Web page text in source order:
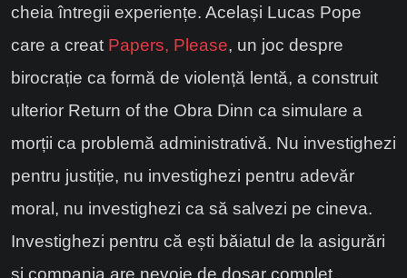
cheia întregii experiențe. Același Lucas Pope
care a creat Papers, Please, un joc despre
birocrație ca formă de violență lentă, a construit
ulterior Return of the Obra Dinn ca simulare a
morții ca problemă administrativă. Nu investighezi
pentru justiție, nu investighezi pentru adevăr
moral, nu investighezi ca să salvezi pe cineva.
Investighezi pentru că ești băiatul de la asigurări
și compania are nevoie de dosar complet.